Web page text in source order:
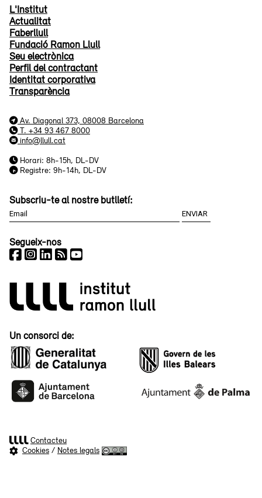
L'Institut
Actualitat
Faberllull
Fundació Ramon Llull
Seu electrònica
Perfil del contractant
Identitat corporativa
Transparència
Av. Diagonal 373, 08008 Barcelona
T. +34 93 467 8000
info@llull.cat
Horari: 8h-15h, DL-DV
Registre: 9h-14h, DL-DV
Subscriu-te al nostre butlletí:
Segueix-nos
Un consorci de:
Contacteu
Cookies / Notes legals